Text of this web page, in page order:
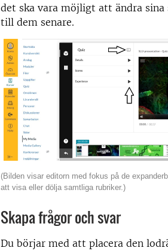
det ska vara möjligt att ändra
till dem senare.
(Bilden visar editorn med fokus på de
att visa eller dölja samtliga rubriker.)
Skapa frågor och svar
Du börjar med att placera den